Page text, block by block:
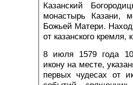
Казанский
монастырь Казани,
Божьей Матери.
от казанского кремля,
8 июля 1579 года
икону на месте,
первых чудесах от